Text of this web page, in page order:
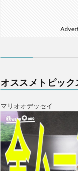
オススメトピック
マリオオデッセイ